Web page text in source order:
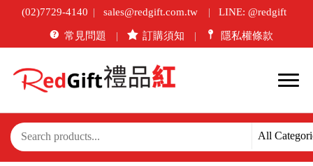
(02)7729-4140 sales@redgift.com.tw LINE: @redgift
常見問題 訂購須知 隱私權條款